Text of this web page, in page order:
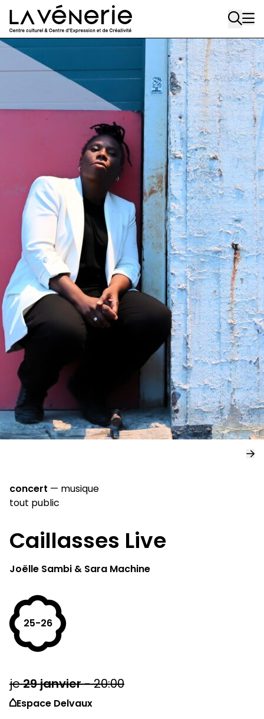
Aller au contenu principal
concert — musique
tout public
Caillasses Live
Joëlle Sambi & Sara Machine
25-26
je29janvier-20:00
Espace Delvaux